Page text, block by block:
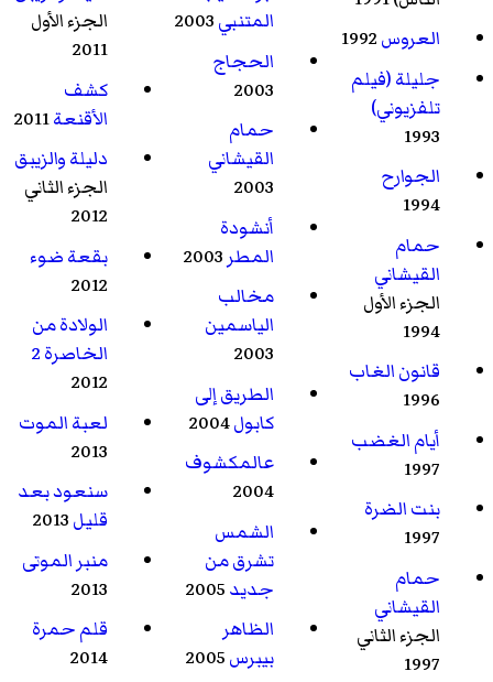
العروس
جليلة (فيلم
تلفزيوني)
1993
الجوارح
1994
حمام
القيشاني
الجزء الأول
1994
قانون الغاب
1996
أيام الغضب
1997
بنت الضرة
1997
حمام
القيشاني
الجزء الثاني
1997
المتنبي
الحجاج
2003
حمام
القيشاني
2003
أنشودة
المطر
مخالب
الياسمين
2003
الطريق إلى
كابول
عالمكشوف
2004
الشمس
تشرق من
جديد
الظاهر
بيبرس
الجزء الأول
2011
كشف
الأقنعة
دليلة والزيبق
الجزء الثاني
2012
بقعة ضوء
2012
الولادة من
الخاصرة 2
2012
لعبة الموت
2013
سنعود بعد
قليل
منبر الموتى
2013
قلم حمرة
2014